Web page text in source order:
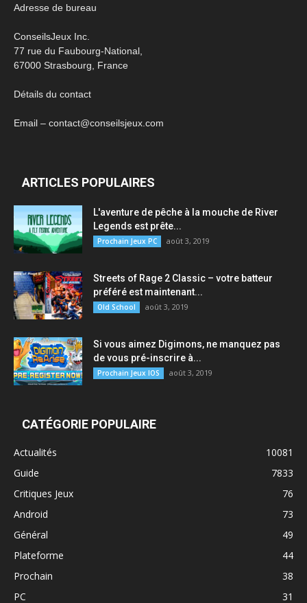
Adresse de bureau
ConseilsJeux Inc.
77 rue du Faubourg-National,
67000 Strasbourg, France
Détails du contact
Email – contact@conseilsjeux.com
ARTICLES POPULAIRES
L'aventure de pêche à la mouche de River
Legends est prête...
Prochain Jeux PC août 3, 2019
Streets of Rage 2 Classic – votre batteur
préféré est maintenant...
Old School août 3, 2019
Si vous aimez Digimons, ne manquez pas
de vous pré-inscrire à...
Prochain Jeux IOS août 3, 2019
CATÉGORIE POPULAIRE
Actualités
10081
Guide
7833
Critiques Jeux
76
Android
73
Général
49
Plateforme
44
Prochain
38
PC
31